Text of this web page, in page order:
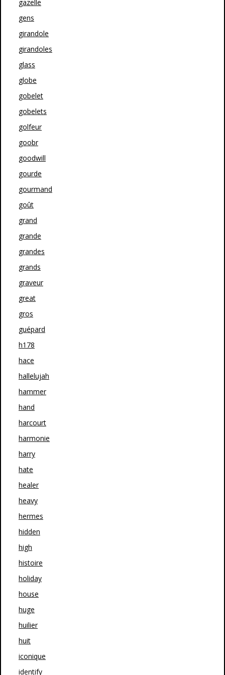
gazelle
gens
girandole
girandoles
glass
globe
gobelet
gobelets
golfeur
goobr
goodwill
gourde
gourmand
goût
grand
grande
grandes
grands
graveur
great
gros
guépard
h178
hace
hallelujah
hammer
hand
harcourt
harmonie
harry
hate
healer
heavy
hermes
hidden
high
histoire
holiday
house
huge
huilier
huit
iconique
identify